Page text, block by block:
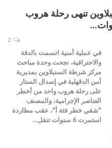
تنهى رحلة هروب
في عملية أمنية اتسمت بالدقة
والاحترافية، نجحت وحدة مباحث
مركز شرطة السنبلاوين بمديرية
أمن الدقهلية في إسدال الستار
على رحلة هروب واحد من أخطر
العناصر الإجرامية، والمصنف
"شقي خطر فئة أ"، عقب مطاردة
استمرت 6 سنوات تنقل…